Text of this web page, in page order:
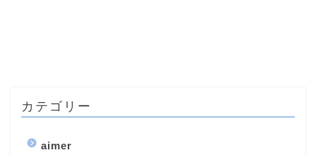
カテゴリー
aimer